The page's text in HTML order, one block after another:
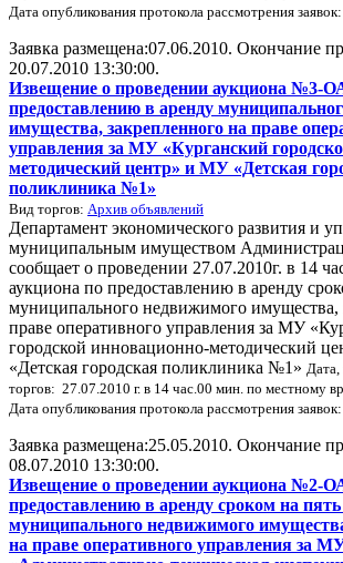
Дата опубликования протокола рассмотрения
Заявка размещена:07.06.2010. Окончание
20.07.2010 13:30:00.
Извещение о проведении аукциона №3-
предоставлению в аренду
имущества, закрепленного на праве
управления за МУ «Курганский
методический центр» и МУ «Детская
поликлиника №1»
Вид торгов: Архив объявлений
Департамент экономического развития и
муниципальным имуществом
сообщает о проведении 27.07.2010г. в 14
аукциона по предоставлению в аренду
муниципального недвижимого имущества,
праве оперативного управления за МУ
городской инновационно-методический
«Детская городская поликлиника №1»
торгов: 27.07.2010 г. в 14 час.00 мин. по местному
Дата опубликования протокола рассмотрения
Заявка размещена:25.05.2010. Окончание
08.07.2010 13:30:00.
Извещение о проведении аукциона №2-
предоставлению в аренду сроком на пять
муниципального недвижимого
на праве оперативного управления за